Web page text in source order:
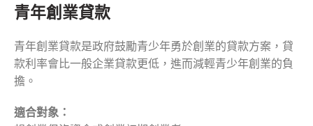
青年創業貸款
青年創業貸款是政府鼓勵青少年勇於創業的貸款方案，貸
款利率會比一般企業貸款更低，進而減輕青少年創業的負
擔。
適合對象：